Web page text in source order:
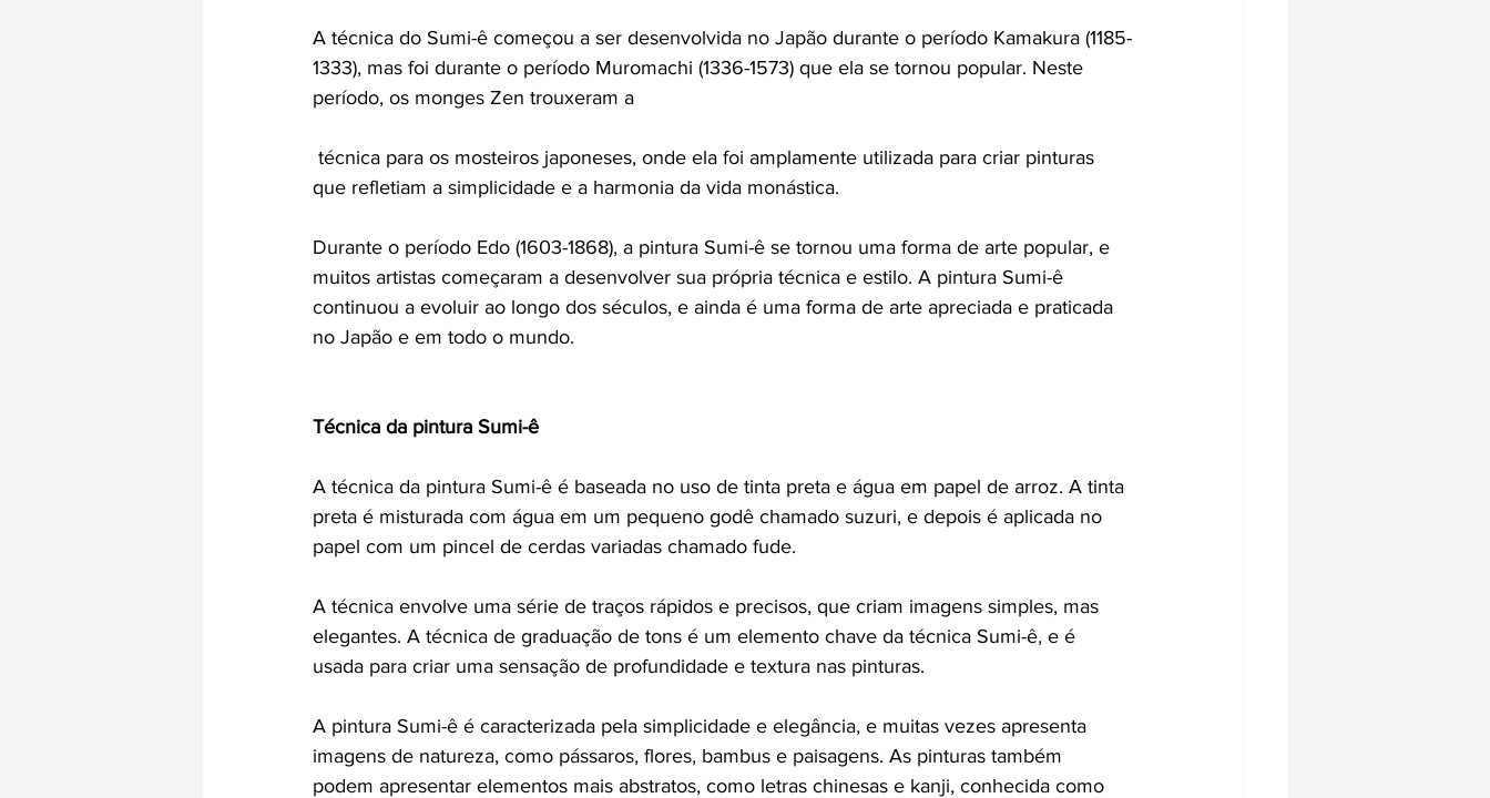
A técnica do Sumi-ê começou a ser desenvolvida no Japão durante o período Kamakura (1185-
1333), mas foi durante o período Muromachi (1336-1573) que ela se tornou popular. Neste
período, os monges Zen trouxeram a
que refletiam a simplicidade e a harmonia da vida monástica.
Durante o período Edo (1603-1868), a pintura Sumi-ê se tornou uma forma de arte popular, e
muitos artistas começaram a desenvolver sua própria técnica e estilo. A pintura Sumi-ê
continuou a evoluir ao longo dos séculos, e ainda é uma forma de arte apreciada e praticada
no Japão e em todo o mundo.
Técnica da pintura Sumi-ê
A técnica da pintura Sumi-ê é baseada no uso de tinta preta e água em papel de arroz. A tinta
preta é misturada com água em um pequeno godê chamado suzuri, e depois é aplicada no
papel com um pincel de cerdas variadas chamado fude.
A técnica envolve uma série de traços rápidos e precisos, que criam imagens simples, mas
elegantes. A técnica de graduação de tons é um elemento chave da técnica Sumi-ê, e é
usada para criar uma sensação de profundidade e textura nas pinturas.
A pintura Sumi-ê é caracterizada pela simplicidade e elegância, e muitas vezes apresenta
imagens de natureza, como pássaros, flores, bambus e paisagens. As pinturas também
podem apresentar elementos mais abstratos, como letras chinesas e kanji, conhecida como